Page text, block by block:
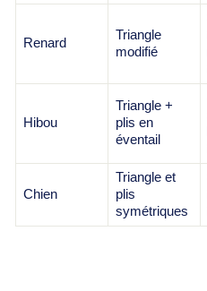
Renard
Triangle
modifié
Hibou
Triangle +
plis en
éventail
Chien
Triangle et
plis
symétriques